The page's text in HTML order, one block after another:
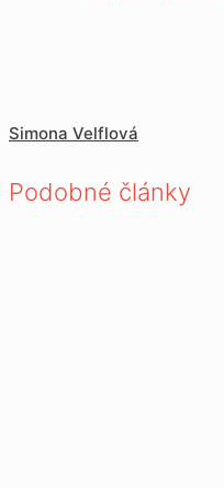
Simona Velflová
Podobné články